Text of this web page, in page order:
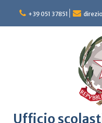
content
+39 051 37851
Ufficio